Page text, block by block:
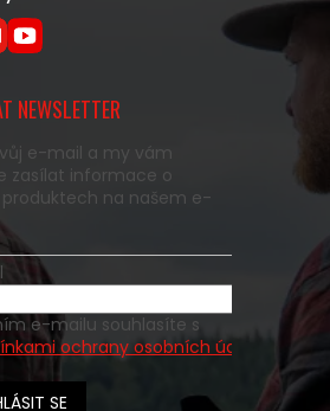
NEWSLETTER
e-mail a my vám
zasílat informace o
na našem e-
e-mailu souhlasíte s
ochrany osobních údajů
SE